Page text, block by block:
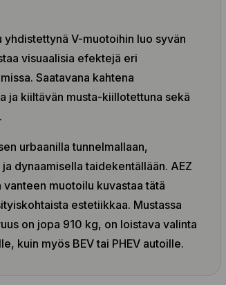
V-muotoihin luo syvän
visuaalisia efektejä eri
Saatavana kahtena
ja kiiltävän musta-kiillotettuna sekä
urbaanilla tunnelmallaan,
dynaamisella taidekentällään. AEZ
muotoilu kuvastaa tätä
estetiikkaa. Mustassa
on jopa 910 kg, on loistava valinta
kuin myös BEV tai PHEV autoille.